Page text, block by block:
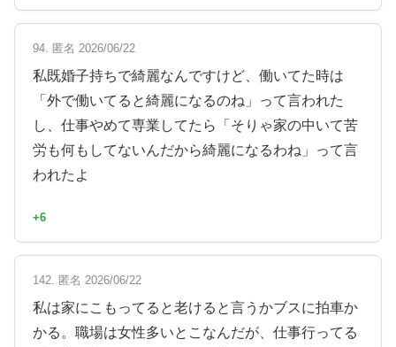
94. 匿名 2026/06/22
私既婚子持ちで綺麗なんですけど、働いてた時は
「外で働いてると綺麗になるのね」って言われた
し、仕事やめて専業してたら「そりゃ家の中いて苦
労も何もしてないんだから綺麗になるわね」って言
われたよ
+6
142. 匿名 2026/06/22
私は家にこもってると老けると言うかブスに拍車か
かる。職場は女性多いとこなんだが、仕事行ってる